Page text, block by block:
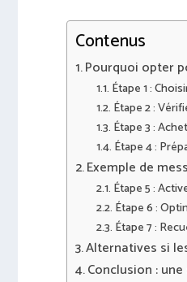
Contenus
Pourquoi opter
Étape 1 :
Étape 2 :
Étape 3 :
Étape 4 :
Exemple de
Étape 5 :
Étape 6 :
Étape 7 :
Alternatives si
Conclusion :